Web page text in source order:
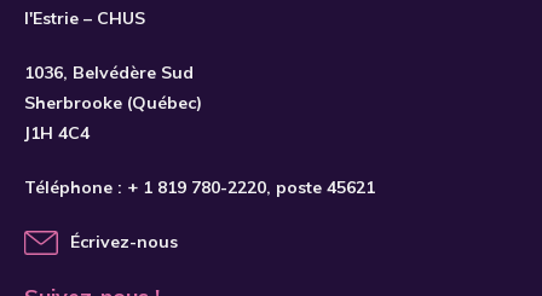
l'Estrie – CHUS
1036, Belvédère Sud
Sherbrooke (Québec)
J1H 4C4
Téléphone : + 1 819 780-2220, poste 45621
Écrivez-nous